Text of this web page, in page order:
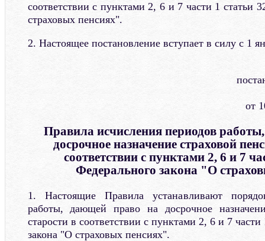
соответствии с пунктами 2, 6 и 7 части 1 статьи
страховых пенсиях".
2. Настоящее постановление вступает в силу с 1
от
Правила исчисления периодов
досрочное назначение страховой
соответствии с пунктами 2, 6 и 7
Федерального закона "О
1. Настоящие Правила устанавливают
работы, дающей право на досрочное
старости в соответствии с пунктами 2, 6 и 7
закона "О страховых пенсиях".